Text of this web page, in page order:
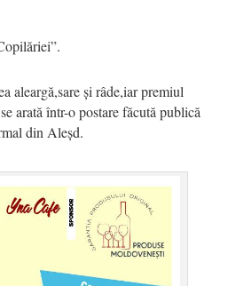
aleargă,sare și râde,iar premiul
într-o postare făcută publică
din Aleșd.